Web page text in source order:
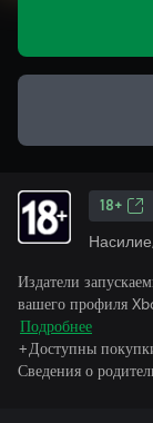
18+
Издатели
вашего профиля
Подробнее
+Доступны
Сведения о